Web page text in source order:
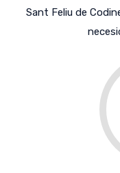
Sant Feliu de